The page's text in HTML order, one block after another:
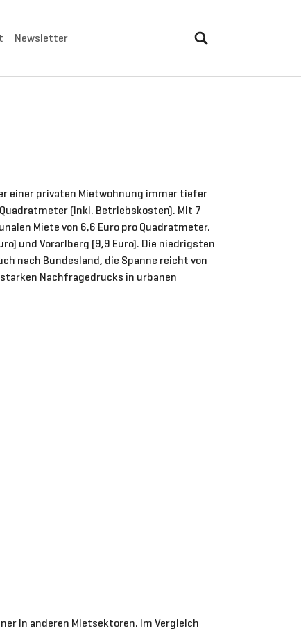
Newsletter
einer privaten Mietwohnung immer tiefer
(inkl. Betriebskosten). Mit 7
Miete von 6,6 Euro pro Quadratmeter.
und Vorarlberg (9,9 Euro). Die niedrigsten
nach Bundesland, die Spanne reicht von
Nachfragedrucks in urbanen
in anderen Mietsektoren. Im Vergleich